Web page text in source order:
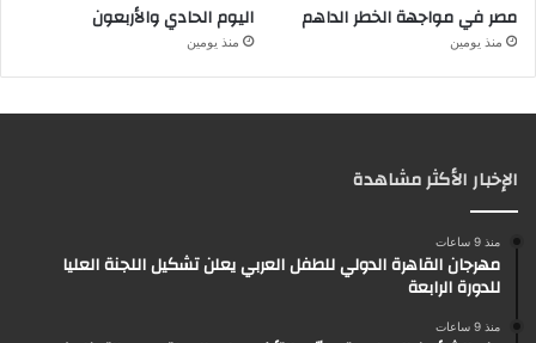
مصر في مواجهة الخطر الداهم
منذ يومين
اليوم الحادي والأربعون
منذ يومين
الإخبار الأكثر مشاهدة
منذ 9 ساعات
مهرجان القاهرة الدولي للطفل العربي يعلن تشكيل اللجنة العليا
للدورة الرابعة
منذ 9 ساعات